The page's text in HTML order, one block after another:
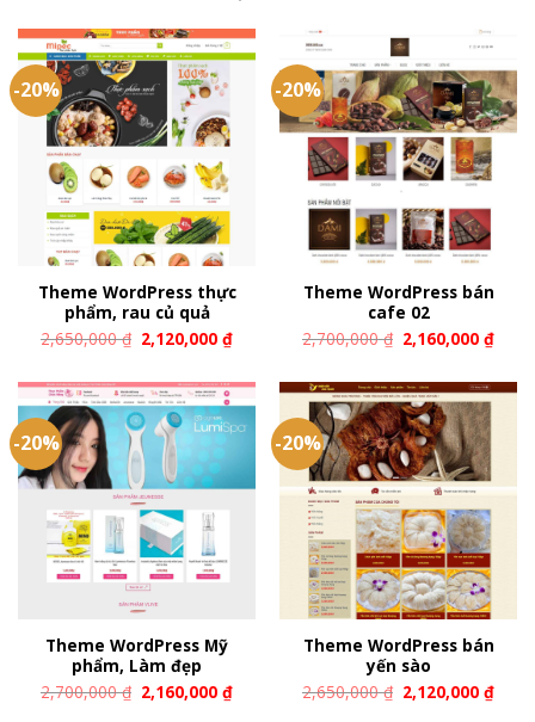
-20%
Theme WordPress thực
phẩm, rau củ quả
2,650,000₫ 2,120,000₫
-20%
Theme WordPress bán
cafe 02
2,700,000₫ 2,160,000₫
-20%
Theme WordPress Mỹ
phẩm, Làm đẹp
2,700,000₫ 2,160,000₫
-20%
Theme WordPress bán
yến sào
2,650,000₫ 2,120,000₫